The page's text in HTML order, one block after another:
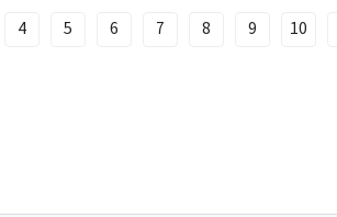
4 5 6 7 8 9 10